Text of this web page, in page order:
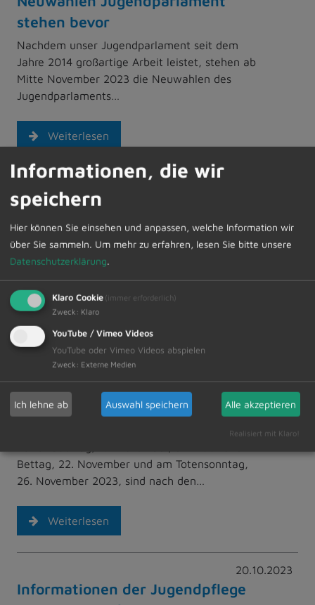
stehen bevor
Nachdem unser Jugendparlament seit dem
Jahre 2014 großartige Arbeit leistet, stehen ab
Mitte November 2023 die Neuwahlen des
Jugendparlaments…
Weiterlesen
Sozialausschuss befasst sich mit
Flüchtlingsunterbringung
Wie bereits in der Sitzung des Bau- und
Umweltausschusses vorberaten, hat sich
ebenso der Sozialausschuss in seiner letzten
Sitzung mit der weiteren…
Weiterlesen
Stille Tage im November
Bettag, 22. November und am Totensonntag,
26. November 2023, sind nach den…
Weiterlesen
20.10.2023
Informationen der Jugendpflege
Informationen, die wir
speichern
Hier können Sie einsehen und anpassen, welche Information wir
über Sie sammeln. Um mehr zu erfahren, lesen Sie bitte unsere
Datenschutzerklärung.
Klaro Cookie (immer erforderlich)
Zweck : Klaro
YouTube / Vimeo Videos
YouTube oder Vimeo Videos abspielen
Zweck : Externe Medien
Ich lehne ab Auswahl speichern Alle akzeptieren
Realisiert mit Klaro!